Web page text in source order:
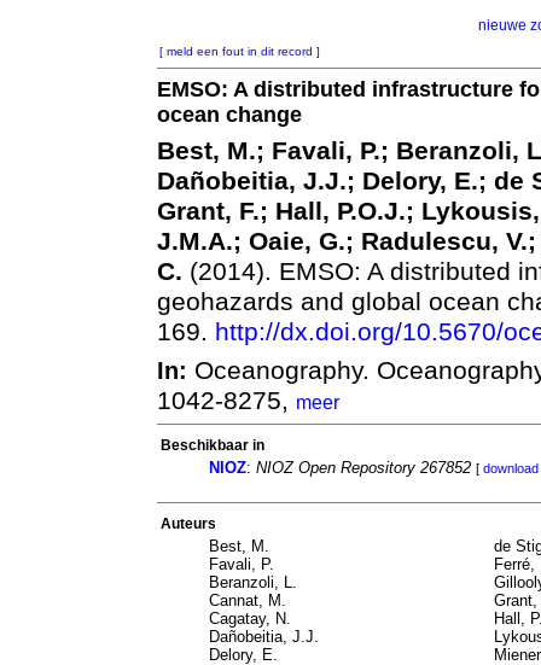
nieuwe
[ meld een fout in dit record ]
EMSO: A distributed infrastructure
ocean change
Best, M.; Favali, P.; Beranzoli,
Dañobeitia, J.J.; Delory, E.; de
Grant, F.; Hall, P.O.J.;
J.M.A.; Oaie, G.; Radulescu,
C. (2014). EMSO: A distributed
geohazards and global ocean
169. http://dx.doi.org/10.5670/
In: Oceanography.
1042-8275, meer
Beschikbaar in
NIOZ: NIOZ Open Repository 267852 [ download
Auteurs
Best, M.
Favali, P.
Beranzoli, L.
Cannat, M.
Cagatay, N.
Dañobeitia, J.J.
Delory, E.
de
Ferré,
Grant,
Hall,